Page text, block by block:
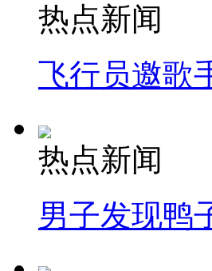
热点新闻
飞行员邀歌
热点新闻
男子发现鸭